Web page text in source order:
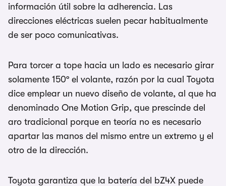
información útil sobre la adherencia. Las
direcciones eléctricas suelen pecar habitualmente
de ser poco comunicativas.
Para torcer a tope hacia un lado es necesario girar
solamente 150º el volante, razón por la cual Toyota
dice emplear un nuevo diseño de volante, al que ha
denominado One Motion Grip, que prescinde del
aro tradicional porque en teoría no es necesario
apartar las manos del mismo entre un extremo y el
otro de la dirección.
Toyota garantiza que la batería del bZ4X puede